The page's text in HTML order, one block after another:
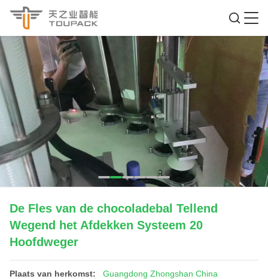
De Fles van de chocoladebal Tellend
Wegend het Afdekken Systeem 20
Hoofdweger
Plaats van herkomst: Guangdong Zhongshan China